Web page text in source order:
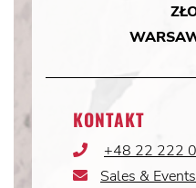
KONTAKT
Phone+48 22 222
Email
Sales & Events